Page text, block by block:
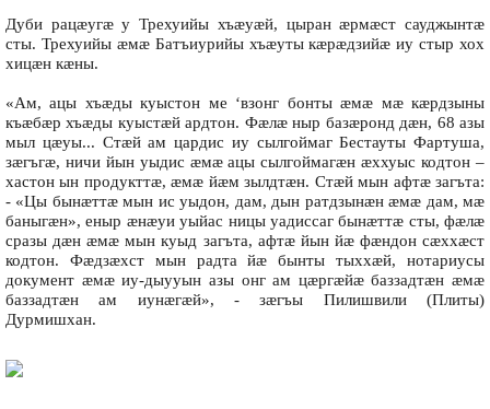
Дуби рацæугæ у Трехуийы хъæуæй, цыран æрмæст сауджынтæ
сты. Трехуийы æмæ Батъиурийы хъæуты кæрæдзийæ иу стыр хох
хицæн кæны.
«Ам, ацы хъæды куыстон ме ‘взонг бонты æмæ мæ кæрдзыны
къæбæр хъæды куыстæй ардтон. Фæлæ ныр базæронд дæн, 68 азы
мыл цæуы... Стæй ам цардис иу сылгоймаг Бестауты Фартуша,
зæгъгæ, ничи йын уыдис æмæ ацы сылгоймагæн æххуыс кодтон –
хастон ын продукттæ, æмæ йæм зылдтæн. Стæй мын афтæ загъта:
- «Цы бынæттæ мын ис уыдон, дам, дын ратдзынæн æмæ дам, мæ
баныгæн», еныр æнæуи уыйас ницы уадиссаг бынæттæ сты, фæлæ
сразы дæн æмæ мын куыд загъта, афтæ йын йæ фæндон сæххæст
кодтон. Фæдзæхст мын радта йæ бынты тыххæй, нотариусы
документ æмæ иу-дыууын азы онг ам цæргæйæ баззадтæн æмæ
баззадтæн ам иунæгæй», - зæгъы Пилишвили (Плиты)
Дурмишхан.